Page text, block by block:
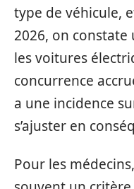
type de véhicule,
2026, on
les voitures
concurrence
a une incidence
s’ajuster en
Pour les